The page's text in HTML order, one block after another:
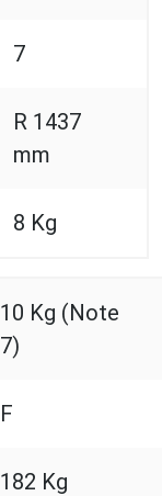
7
R 1437
mm
8 Kg
10 Kg (Note
7)
F
182 Kg